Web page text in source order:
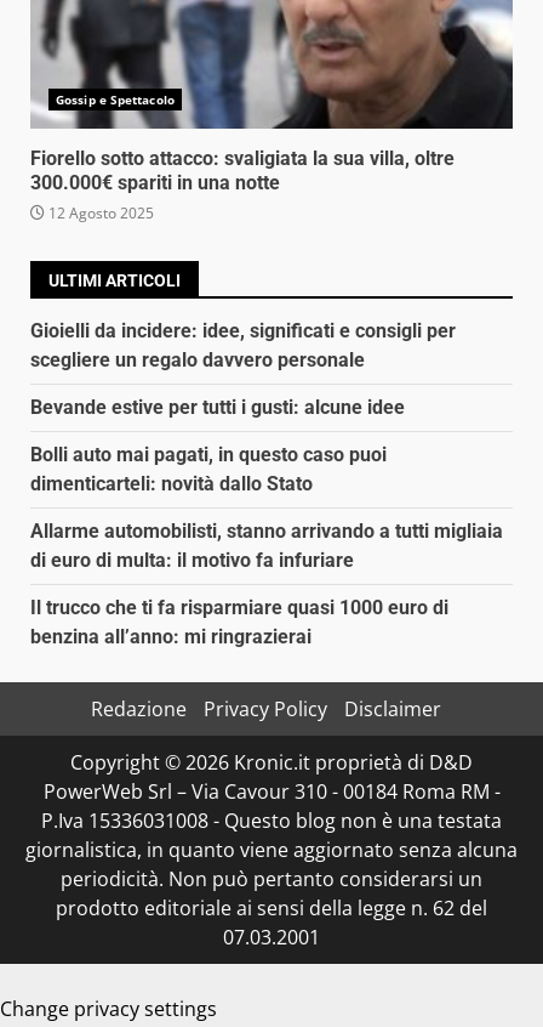
Gossip e Spettacolo
Fiorello sotto attacco: svaligiata la sua villa, oltre
300.000€ spariti in una notte
12 Agosto 2025
ULTIMI ARTICOLI
Gioielli da incidere: idee, significati e consigli per
scegliere un regalo davvero personale
Bevande estive per tutti i gusti: alcune idee
Bolli auto mai pagati, in questo caso puoi
dimenticarteli: novità dallo Stato
Allarme automobilisti, stanno arrivando a tutti migliaia
di euro di multa: il motivo fa infuriare
Il trucco che ti fa risparmiare quasi 1000 euro di
benzina all’anno: mi ringrazierai
Redazione Privacy Policy
Disclaimer
Copyright © 2026 Kronic.it proprietà di D&D
PowerWeb Srl – Via Cavour 310 - 00184 Roma RM -
P.Iva 15336031008 - Questo blog non è una testata
giornalistica, in quanto viene aggiornato senza alcuna
periodicità. Non può pertanto considerarsi un
prodotto editoriale ai sensi della legge n. 62 del
07.03.2001
Change privacy settings